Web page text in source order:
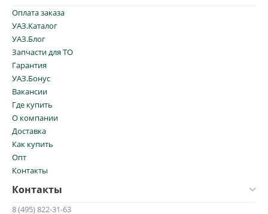
Оплата заказа
УАЗ.Каталог
УАЗ.Блог
Запчасти для ТО
Гарантия
УАЗ.Бонус
Вакансии
Где купить
О компании
Доставка
Как купить
Опт
Контакты
Контакты
8 (495) 822-31-63